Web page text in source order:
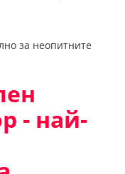
за неопитните
- най-